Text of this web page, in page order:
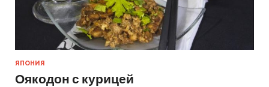
ЯПОНИЯ
Оякодон с курицей